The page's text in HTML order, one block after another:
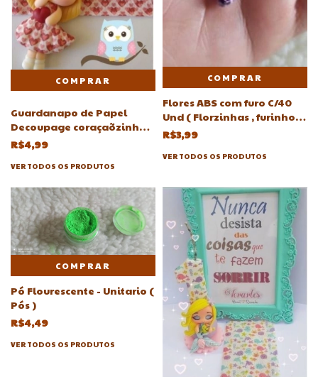
Guardanapo de Papel
Decoupage coraçaõzinho -
Guardanapos(Coração,coracao)
R$4,99
VER TODOS OS PRODUTOS
COMPRAR
Flores ABS com furo C/40
Und ( Florzinhas , furinho )-
Aprox 40 pçs
R$3,99
VER TODOS OS PRODUTOS
COMPRAR
Pó Flourescente - Unitario (
Pós )
R$4,49
VER TODOS OS PRODUTOS